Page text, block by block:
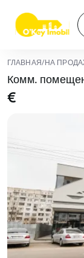
ГЛАВНАЯ/ НА
Комм.
€